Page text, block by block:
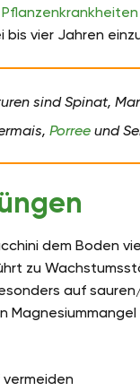
Pflanzenkrankheiten
vier Jahren
sind Spinat,
Porreeund
dem Boden
zu
auf
vermeiden